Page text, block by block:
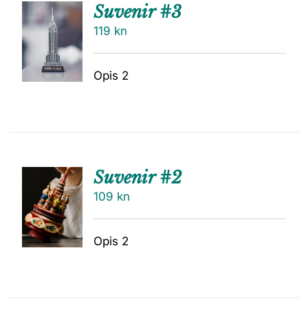
DODAJ
Suvenir #3
119 kn
Opis 2
DODAJ
U
KOŠARI
CU
Suvenir #2
109 kn
Opis 2